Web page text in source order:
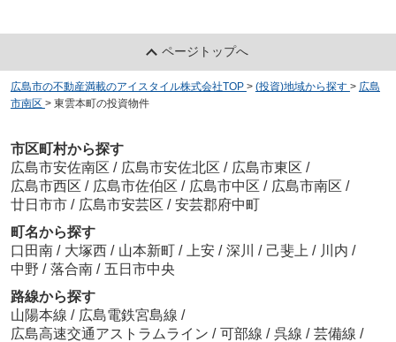
ページトップへ
広島市の不動産満載のアイスタイル株式会社TOP > (投資)地域から探す > 広島
市南区 > 東雲本町の投資物件
市区町村から探す
広島市安佐南区 / 広島市安佐北区 / 広島市東区 /
広島市西区 / 広島市佐伯区 / 広島市中区 / 広島市南区 /
廿日市市 / 広島市安芸区 / 安芸郡府中町
町名から探す
口田南 / 大塚西 / 山本新町 / 上安 / 深川 / 己斐上 / 川内 /
中野 / 落合南 / 五日市中央
路線から探す
山陽本線 / 広島電鉄宮島線 /
広島高速交通アストラムライン / 可部線 / 呉線 / 芸備線 /